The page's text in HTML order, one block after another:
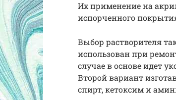
Их применение на
испорченного
Выбор растворителя
использован при
случае в основе идет
Второй вариант
спирт, кетоксим и